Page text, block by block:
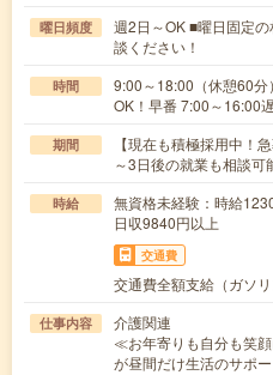
曜日頻度
週2日～OK ■曜日固定
談ください！
時間
9:00～18:00（休憩60分
OK！早番 7:00～16:00
期間
【現在も積極採用中
～3日後の就業も相談可
時給
無資格未経験：時給
日収9840円以上
交通費
交通費全額支給（ガソリ
仕事内容
介護関連
≪お年寄りも自分も笑
が昼間だけ生活のサポ